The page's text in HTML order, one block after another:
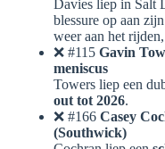
Davies liep in Salt
blessure op aan
weer aan het
❌ #115 Gavin
meniscus
Towers liep een
out tot 2026.
❌ #166 Casey
(Southwick)